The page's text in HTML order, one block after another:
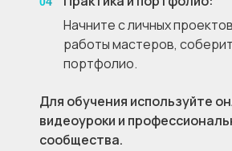
Начните с личных
работы мастеров,
портфолио.
Для обучения используйте
видеоуроки и
сообщества.